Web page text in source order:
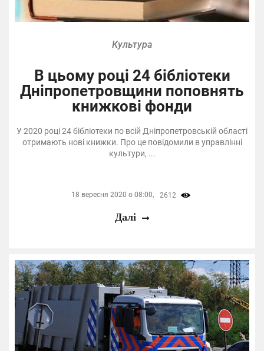
Культура
В цьому році 24 бібліотеки
Дніпропетровщини поповнять
книжкові фонди
У 2020 році 24 бібліотеки по всій Дніпропетровській області
отримають нові книжки. Про це повідомили в управлінні
культури, ...
18 вересня 2020 о 08:00, 2612
Далі